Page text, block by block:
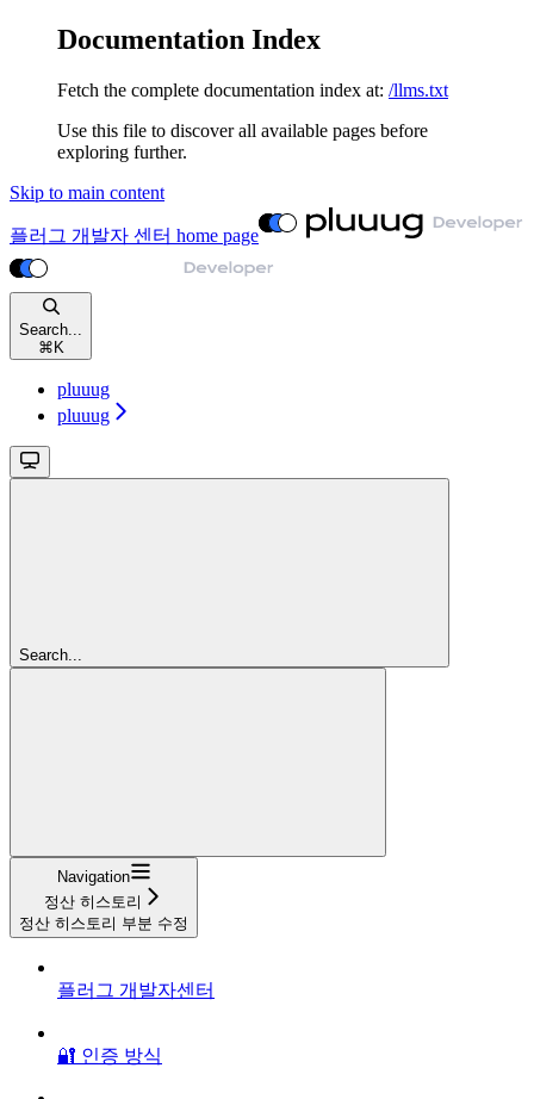
Documentation Index
Fetch the complete documentation index at: /llms.txt
Use this file to discover all available pages before
exploring further.
Skip to main content
플러그 개발자 센터 home page
Search...
⌘ K
pluuug
pluuug
Search...
Navigation
정산 히스토리
정산 히스토리 부분 수정
플러그 개발자센터
🔐 인증 방식